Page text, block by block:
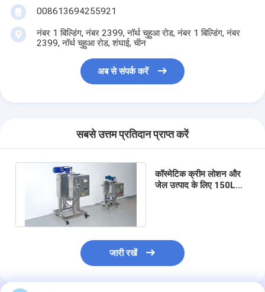
008613694255921
नंबर 1 बिल्डिंग, नंबर 2399, नॉर्थ चुहुआ रोड, नंबर 1 बिल्डिंग, नंबर
2399, नॉर्थ चुहुआ रोड, शंघाई, चीन
अब से संपर्क करें
सबसे उत्तम प्रतिदान प्राप्त करें
कॉस्मेटिक क्रीम लोशन और
जेल उत्पाद के लिए 150L
जारी रखें